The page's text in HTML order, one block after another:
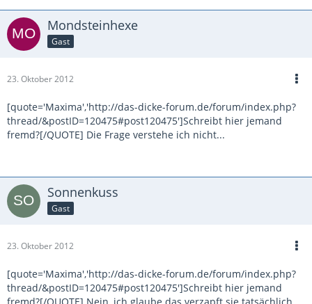
Mondsteinhexe
Gast
23. Oktober 2012
[quote='Maxima','http://das-dicke-forum.de/forum/index.php?
thread/&postID=120475#post120475']Schreibt hier jemand
fremd?[/QUOTE] Die Frage verstehe ich nicht...
Sonnenkuss
Gast
23. Oktober 2012
[quote='Maxima','http://das-dicke-forum.de/forum/index.php?
thread/&postID=120475#post120475']Schreibt hier jemand